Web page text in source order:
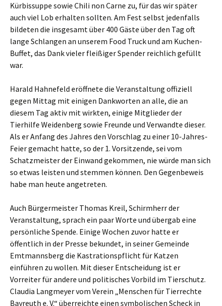
Kürbissuppe sowie Chili non Carne zu, für das wir später
auch viel Lob erhalten sollten. Am Fest selbst jedenfalls
bildeten die insgesamt über 400 Gäste über den Tag oft
lange Schlangen an unserem Food Truck und am Kuchen-
Buffet, das Dank vieler fleißiger Spender reichlich gefüllt
war.
Harald Hahnefeld eröffnete die Veranstaltung offiziell
gegen Mittag mit einigen Dankworten an alle, die an
diesem Tag aktiv mit wirkten, einige Mitglieder der
Tierhilfe Weidenberg sowie Freunde und Verwandte dieser.
Als er Anfang des Jahres den Vorschlag zu einer 10-Jahres-
Feier gemacht hatte, so der 1. Vorsitzende, sei vom
Schatzmeister der Einwand gekommen, nie würde man sich
so etwas leisten und stemmen können. Den Gegenbeweis
habe man heute angetreten.
Auch Bürgermeister Thomas Kreil, Schirmherr der
Veranstaltung, sprach ein paar Worte und übergab eine
persönliche Spende. Einige Wochen zuvor hatte er
öffentlich in der Presse bekundet, in seiner Gemeinde
Emtmannsberg die Kastrationspflicht für Katzen
einführen zu wollen. Mit dieser Entscheidung ist er
Vorreiter für andere und politisches Vorbild im Tierschutz.
Claudia Langmeyer vom Verein „Menschen für Tierrechte
Bayreuth e. V.“ überreichte einen symbolischen Scheck in